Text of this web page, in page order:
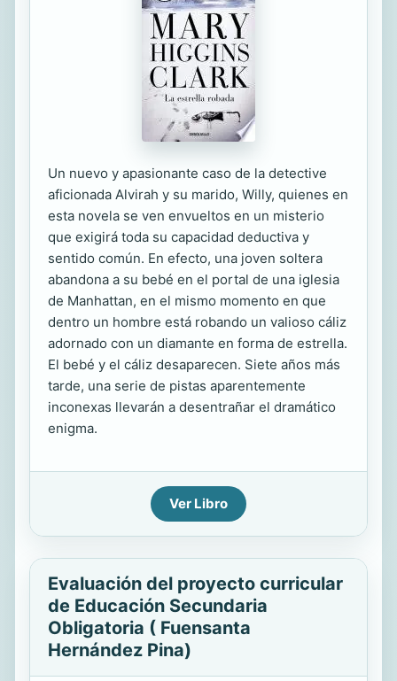
Un nuevo y apasionante caso de la detective
aficionada Alvirah y su marido, Willy, quienes en
esta novela se ven envueltos en un misterio
que exigirá toda su capacidad deductiva y
sentido común. En efecto, una joven soltera
abandona a su bebé en el portal de una iglesia
de Manhattan, en el mismo momento en que
dentro un hombre está robando un valioso cáliz
adornado con un diamante en forma de estrella.
El bebé y el cáliz desaparecen. Siete años más
tarde, una serie de pistas aparentemente
inconexas llevarán a desentrañar el dramático
enigma.
Ver Libro
Evaluación del proyecto curricular
de Educación Secundaria
Obligatoria ( Fuensanta
Hernández Pina)